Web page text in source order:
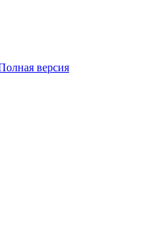
версия